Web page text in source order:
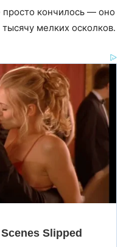
кончилось — оно
мелких осколков.